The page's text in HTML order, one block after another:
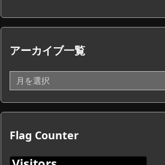
アーカイブ一覧
ー
カ
イ
一
Flag Counter